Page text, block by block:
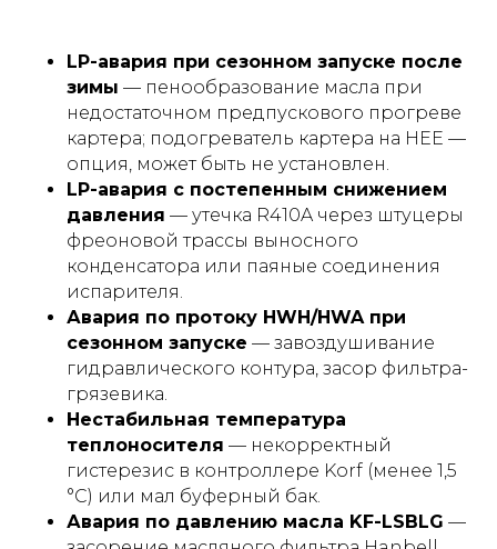
LP-авария при сезонном запуске после
зимы — пенообразование масла при
недостаточном предпускового прогреве
картера; подогреватель картера на HEE —
опция, может быть не установлен.
LP-авария с постепенным снижением
давления — утечка R410A через штуцеры
фреоновой трассы выносного
конденсатора или паяные соединения
испарителя.
Авария по протоку HWH/HWA при
сезонном запуске — завоздушивание
гидравлического контура, засор фильтра-
грязевика.
Нестабильная температура
теплоносителя — некорректный
гистерезис в контроллере Korf (менее 1,5
°С) или мал буферный бак.
Авария по давлению масла KF-LSBLG —